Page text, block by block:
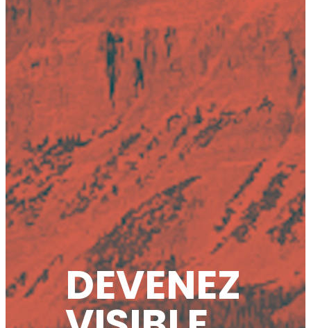
DEVENEZ